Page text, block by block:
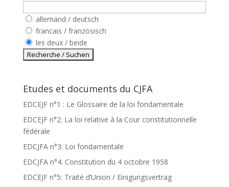
allemand / deutsch
francais / französisch
les deux / beide
Etudes et documents du CJFA
EDCEJF n°1 : Le Glossaire de la loi fondamentale
EDCEJF n°2: La loi relative à la Cour constitutionnelle
fédérale
EDCJFA n°3: Loi fondamentale
EDCJFA n°4: Constitution du 4 octobre 1958
EDCEJF n°5: Traité d’Union / Einigungsvertrag